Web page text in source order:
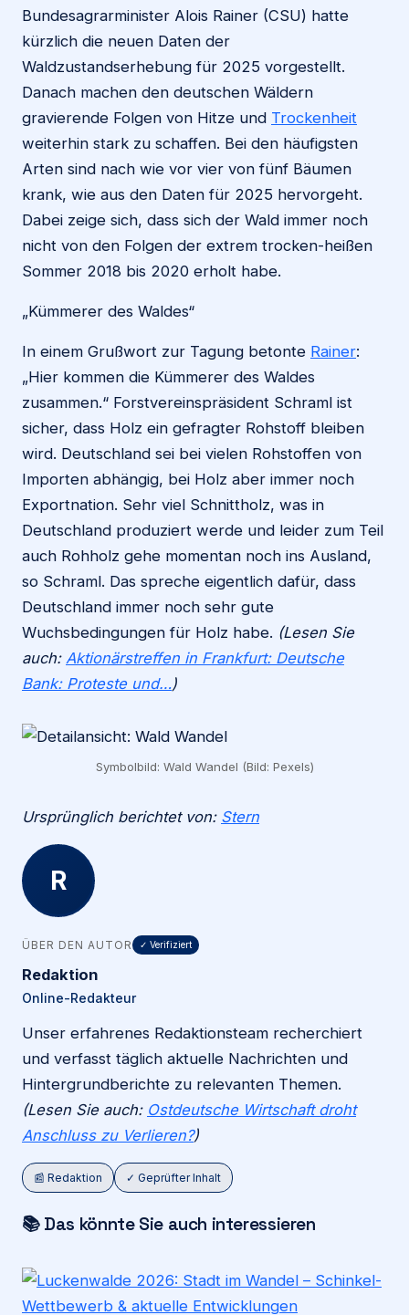
Bundesagrarminister Alois Rainer (CSU) hatte
kürzlich die neuen Daten der
Waldzustandserhebung für 2025 vorgestellt.
Danach machen den deutschen Wäldern
gravierende Folgen von Hitze und Trockenheit
weiterhin stark zu schaffen. Bei den häufigsten
Arten sind nach wie vor vier von fünf Bäumen
krank, wie aus den Daten für 2025 hervorgeht.
Dabei zeige sich, dass sich der Wald immer noch
nicht von den Folgen der extrem trocken-heißen
Sommer 2018 bis 2020 erholt habe.
„Kümmerer des Waldes“
In einem Grußwort zur Tagung betonte Rainer:
„Hier kommen die Kümmerer des Waldes
zusammen.“ Forstvereinspräsident Schraml ist
sicher, dass Holz ein gefragter Rohstoff bleiben
wird. Deutschland sei bei vielen Rohstoffen von
Importen abhängig, bei Holz aber immer noch
Exportnation. Sehr viel Schnittholz, was in
Deutschland produziert werde und leider zum Teil
auch Rohholz gehe momentan noch ins Ausland,
so Schraml. Das spreche eigentlich dafür, dass
Deutschland immer noch sehr gute
Wuchsbedingungen für Holz habe. (Lesen Sie
auch: Aktionärstreffen in Frankfurt: Deutsche
Bank: Proteste und…)
Symbolbild: Wald Wandel (Bild: Pexels)
Ursprünglich berichtet von: Stern
R
ÜBER DEN AUTOR ✓ Verifiziert
Redaktion
Online-Redakteur
Unser erfahrenes Redaktionsteam recherchiert
und verfasst täglich aktuelle Nachrichten und
Hintergrundberichte zu relevanten Themen.
(Lesen Sie auch: Ostdeutsche Wirtschaft droht
Anschluss zu Verlieren?)
📰 Redaktion ✓ Geprüfter Inhalt
📚 Das könnte Sie auch interessieren